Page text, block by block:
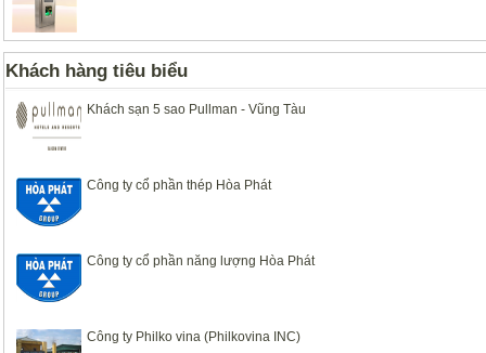
Khách hàng tiêu biểu
Khách sạn 5 sao Pullman - Vũng Tàu
Công ty cổ phần thép Hòa Phát
Công ty cổ phần năng lượng Hòa Phát
Công ty Philko vina (Philkovina INC)